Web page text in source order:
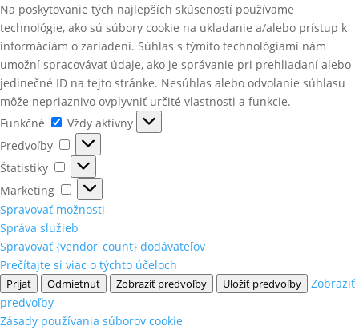
Na poskytovanie tých najlepších skúseností používame
technológie, ako sú súbory cookie na ukladanie a/alebo prístup k
informáciám o zariadení. Súhlas s týmito technológiami nám
umožní spracovávať údaje, ako je správanie pri prehliadaní alebo
jedinečné ID na tejto stránke. Nesúhlas alebo odvolanie súhlasu
môže nepriaznivo ovplyvniť určité vlastnosti a funkcie.
Funkčné
Funkčné
Vždy aktívny
Predvoľby
Predvoľby
Štatistiky
Štatistiky
Marketing
Marketing
Spravovať možnosti
Správa služieb
Spravovať {vendor_count} dodávateľov
Prečítajte si viac o týchto účeloch
Prijať Odmietnuť Zobraziť predvoľby Uložiť predvoľby
Zobraziť
predvoľby
Zásady používania súborov cookie